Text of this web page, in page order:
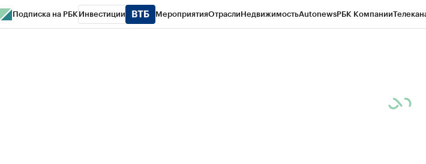
Подписка на РБК Инвестиции МероприятияОтраслиНедвижимостьAutonewsРБК Компании